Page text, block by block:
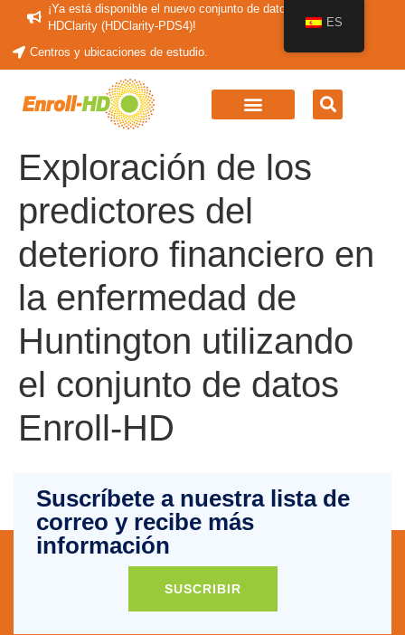
¡Ya está disponible el nuevo conjunto de datos periódicos
HDClarity (HDClarity-PDS4)!
Centros y ubicaciones de estudio.
Exploración de los
predictores del
deterioro financiero en
la enfermedad de
Huntington utilizando
el conjunto de datos
Enroll-HD
Suscríbete a nuestra lista de
correo y recibe más
información
SUSCRIBIR
ES